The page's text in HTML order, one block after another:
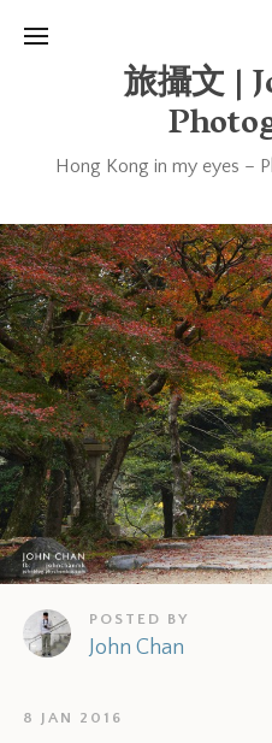
旅攝文 |
Hong Kong in my eyes –
POSTED BY
John Chan
8 JAN 2016